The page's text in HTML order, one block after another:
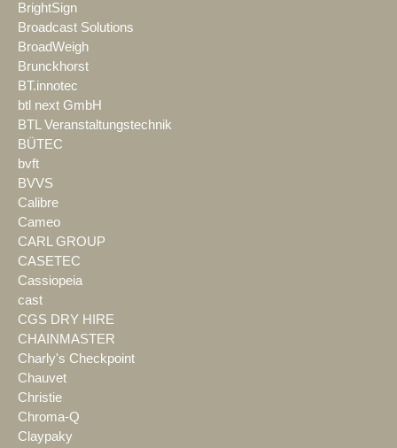
BrightSign
Broadcast Solutions
BroadWeigh
Brunckhorst
BT.innotec
btl next GmbH
BTL Veranstaltungstechnik
BÜTEC
bvft
BVVS
Calibre
Cameo
CARL GROUP
CASETEC
Cassiopeia
cast
CGS DRY HIRE
CHAINMASTER
Charly's Checkpoint
Chauvet
Christie
Chroma-Q
Claypaky